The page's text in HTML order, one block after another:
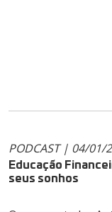
PODCAST | 04/01/
Educação
seus sonhos